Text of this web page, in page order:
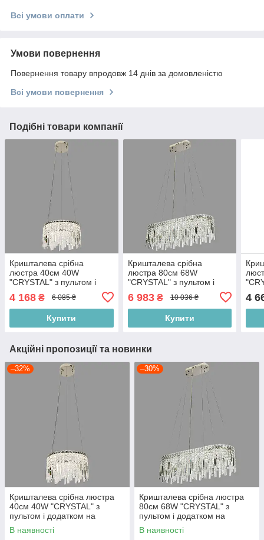
Всі умови оплати
Умови повернення
Повернення товару впродовж 14 днів за домовленістю
Всі умови повернення
Подібні товари компанії
Кришталева срібна
люстра 40см 40W
"CRYSTAL" з пультом і
(802-L39030 (400) CH)
4 168 ₴ 6 085 ₴
Купити
Кришталева срібна
люстра 80см 68W
"CRYSTAL" з пультом і
(802-L39030 CH)
6 983₴ 10 036 ₴
Купити
4
Акційні пропозиції та новинки
–32%
Кришталева срібна люстра
40см 40W "CRYSTAL" з
пультом і додатком на
телефон (802-L39030 (400)
CH)
В наявності
–30%
Кришталева срібна люстра
80см 68W "CRYSTAL" з
пультом і додатком на
телефон (802-L39030 CH)
В наявності